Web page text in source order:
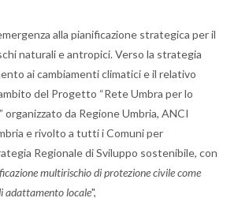
alla pianificazione strategica per il
naturali e antropici. Verso la strategia
ai cambiamenti climatici e il relativo
del Progetto “Rete Umbra per lo
organizzato da Regione Umbria, ANCI
e rivolto a tutti i Comuni per
Regionale di Sviluppo sostenibile, con
multirischio di protezione civile come
adattamento locale",